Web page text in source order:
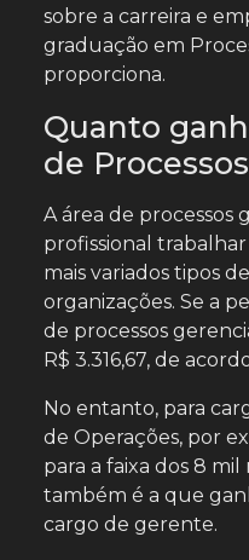
sobre a carreira e
graduação em
proporciona.
Quanto
de
A área de processos
profissional
mais variados tipos
organizações. Se a
de processos
R$ 3.316,67, de
No entanto, para
de Operações, por
para a faixa dos 8 mil
também é a que
cargo de gerente.